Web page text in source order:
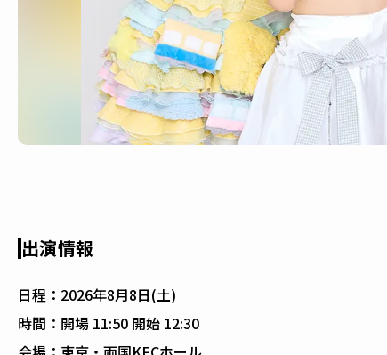
出演情報
日程： 2026年8月8日(土)
時間： 開場 11:50 開始 12:30